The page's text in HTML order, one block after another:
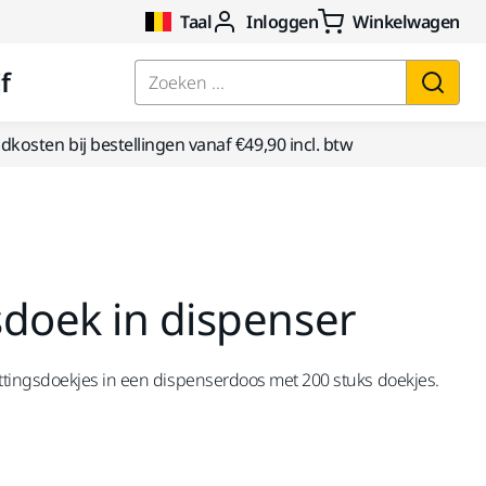
Taal Inloggen Winkelwagen
Zoeken ...
bij bestellingen vanaf €49,90 incl. btw
in dispenser
in een dispenserdoos met 200 stuks doekjes.